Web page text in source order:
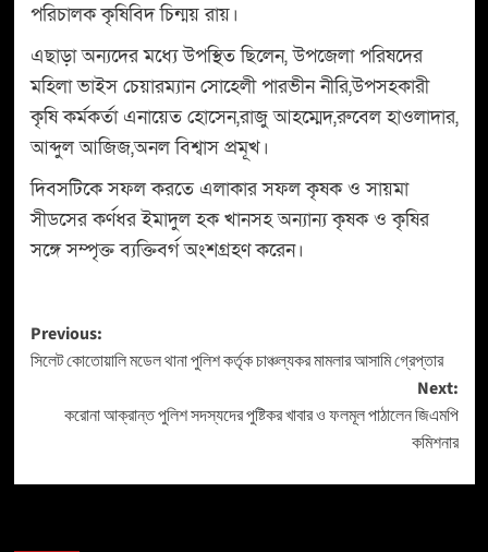
পরিচালক কৃষিবিদ চিন্ময় রায়।
এছাড়া অন্যদের মধ্যে উপস্থিত ছিলেন, উপজেলা পরিষদের
মহিলা ভাইস চেয়ারম্যান সোহেলী পারভীন নীরি,উপসহকারী
কৃষি কর্মকর্তা এনায়েত হোসেন,রাজু আহম্মেদ,রুবেল হাওলাদার,
আব্দুল আজিজ,অনল বিশ্বাস প্রমূখ।
দিবসটিকে সফল করতে এলাকার সফল কৃষক ও সায়মা
সীডসের কর্ণধর ইমাদুল হক খানসহ অন্যান্য কৃষক ও কৃষির
সঙ্গে সম্পৃক্ত ব্যক্তিবর্গ অংশগ্রহণ করেন।
Previous:
সিলেট কোতোয়ালি মডেল থানা পুলিশ কর্তৃক চাঞ্চল্যকর মামলার আসামি গ্রেপ্তার
Next:
করোনা আক্রান্ত পুলিশ সদস্যদের পুষ্টিকর খাবার ও ফলমূল পাঠালেন জিএমপি
কমিশনার